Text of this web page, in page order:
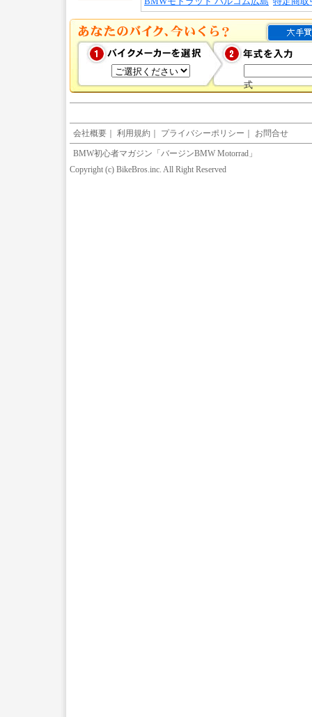
式
会社概要 ｜ 利用規約 ｜ プライバシーポリシー ｜ お問合せ
BMW初心者マガジン「バージンBMW Motorrad」
Copyright (c) BikeBros.inc. All Right Reserved